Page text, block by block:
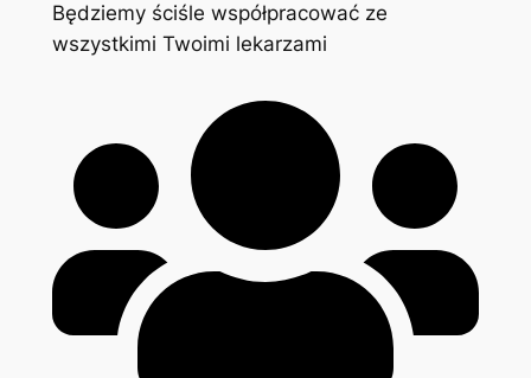
Będziemy ściśle współpracować ze
wszystkimi Twoimi lekarzami